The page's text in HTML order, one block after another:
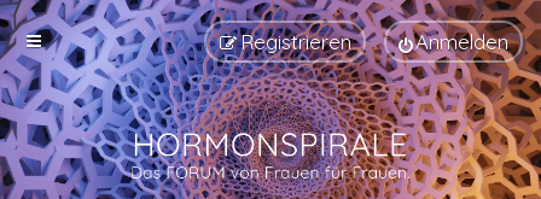
Anmelden
Registrieren